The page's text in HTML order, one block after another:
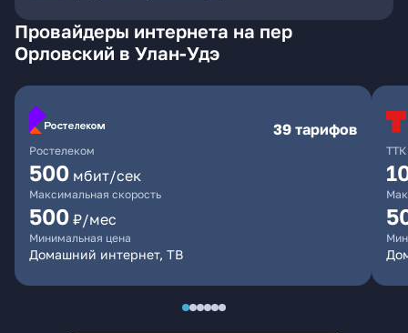
Провайдеры интернета на пер
Орловский в Улан-Удэ
Ростелеком
39 тарифов
500 мбит/сек
Максимальная скорость
500 ₽/мес
Минимальная цена
Домашний интернет, ТВ
ТТК